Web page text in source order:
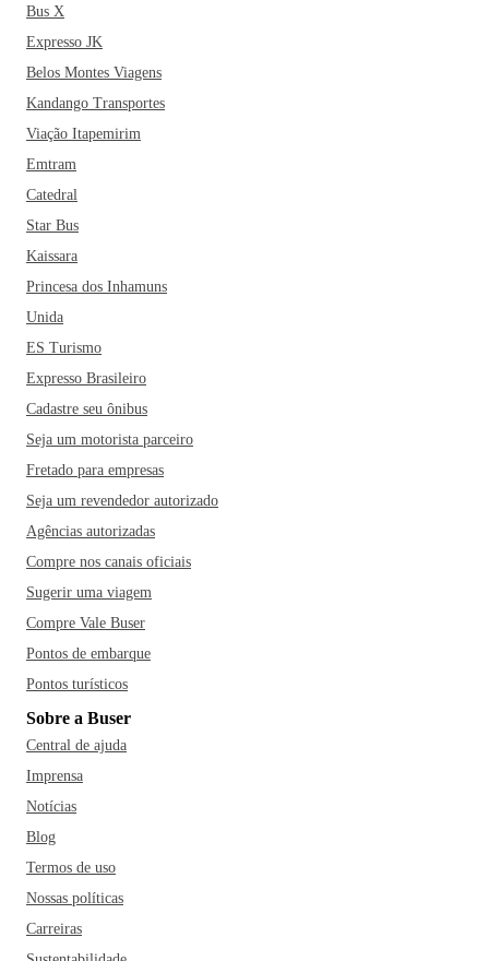
Bus X
Expresso JK
Belos Montes Viagens
Kandango Transportes
Viação Itapemirim
Emtram
Catedral
Star Bus
Kaissara
Princesa dos Inhamuns
Unida
ES Turismo
Expresso Brasileiro
Cadastre seu ônibus
Seja um motorista parceiro
Fretado para empresas
Seja um revendedor autorizado
Agências autorizadas
Compre nos canais oficiais
Sugerir uma viagem
Compre Vale Buser
Pontos de embarque
Pontos turísticos
Sobre a Buser
Central de ajuda
Imprensa
Notícias
Blog
Termos de uso
Nossas políticas
Carreiras